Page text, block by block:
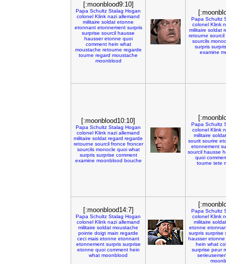
[:moonblood9:10]
Papa Schultz Stalag Hogan
colonel Klink nazi allemand
militaire soldat etonne
etonnant etonnement surpris
surprise sourcil hausse
hausser etonne quoi
comment hein what
moustache retourne regarde
tourne regard moustache
moonblood
Papa Schultz
colonel Klink
militaire soldat
retourne sourcil
sourcils
surpris
examine
[:moonblood10:10]
Papa Schultz Stalag Hogan
colonel Klink nazi allemand
militaire soldat regard regarde
retourne sourcil fronce froncer
sourcils monocle quoi what
surpris surprise comment
examine moonblood bouche
Papa Schultz
colonel Klink
militaire soldat
sourit sourire
etonnement
sourcil hausse
quoi
tourne tete
[:moonblood14:7]
Papa Schultz Stalag Hogan
colonel Klink nazi allemand
militaire soldat moustache
pointe doigt main regarde
ceci mais etonne etonnant
etonnement surpris surprise
etonne quoi comment hein
what moonblood
Papa Schultz
colonel Klink
militaire soldat
etonne
surpris surprise
hausser etonne
hein what
surprise peur